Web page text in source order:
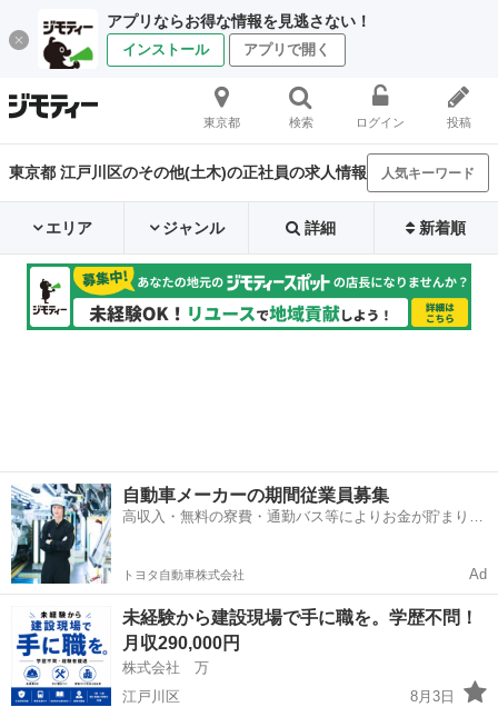
アプリならお得な情報を見逃さない！
インストール アプリで開く
東京都 検索 ログイン 投稿
東京都 江戸川区のその他(土木)の正社員の求人情報 人気キーワード
エリア ジャンル 詳細 新着順
自動車メーカーの期間従業員募集
高収入・無料の寮費・通勤バス等によりお金が貯まりや
トヨタ自動車株式会社 Ad
未経験から建設現場で手に職を。学歴不問！
月収290,000円
株式会社 万
江戸川区
8月3日